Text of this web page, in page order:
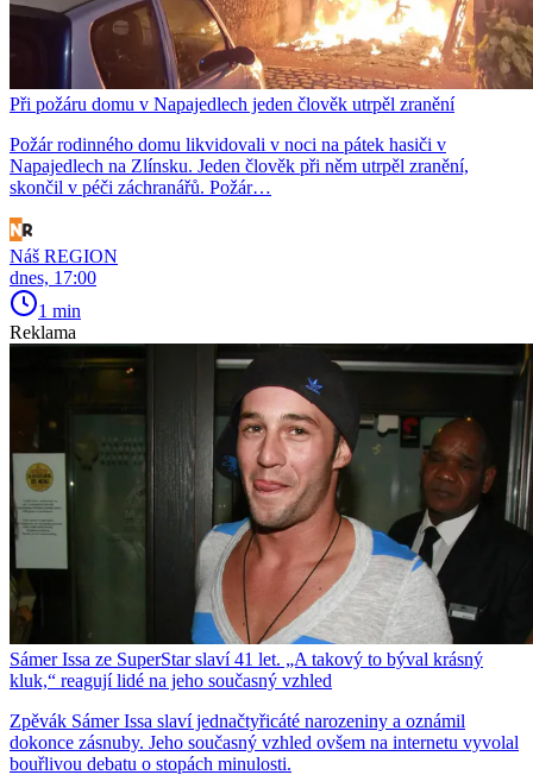
Při požáru domu v Napajedlech jeden člověk utrpěl zranění
Požár rodinného domu likvidovali v noci na pátek hasiči v
Napajedlech na Zlínsku. Jeden člověk při něm utrpěl zranění,
skončil v péči záchranářů. Požár…
Náš REGION
dnes, 17:00
1 min
Reklama
Sámer Issa ze SuperStar slaví 41 let. „A takový to býval krásný
kluk,“ reagují lidé na jeho současný vzhled
Zpěvák Sámer Issa slaví jednačtyřicáté narozeniny a oznámil
dokonce zásnuby. Jeho současný vzhled ovšem na internetu vyvolal
bouřlivou debatu o stopách minulosti.